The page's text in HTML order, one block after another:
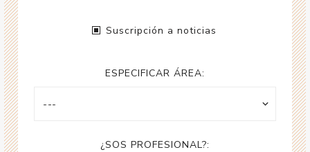
Suscripción a noticias
ESPECIFICAR ÁREA:
¿SOS PROFESIONAL?: